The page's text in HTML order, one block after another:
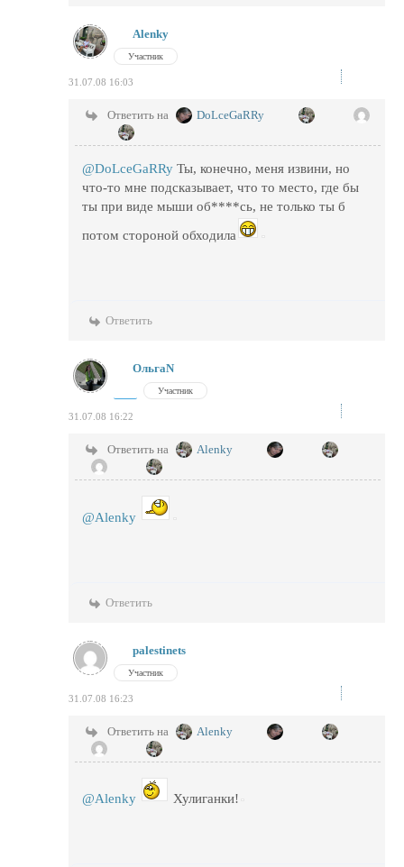
Alenky
Участник
31.07.08 16:03
Ответить на DoLceGaRRy
@DoLceGaRRy Ты, конечно, меня извини, но
что-то мне подсказывает, что то место, где бы
ты при виде мыши об****сь, не только ты б
потом стороной обходила
Ответить
ОльгаN
Участник
31.07.08 16:22
Ответить на Alenky
@Alenky
Ответить
palestinets
Участник
31.07.08 16:23
Ответить на Alenky
@Alenky Хулиганки!